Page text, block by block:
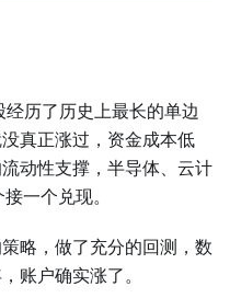
历了历史上最长的单边
真正涨过，资金成本低
动性支撑，半导体、云计
一个兑现。
略，做了充分的回测，数
账户确实涨了。